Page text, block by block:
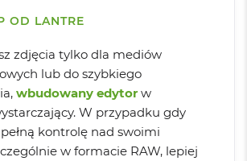
OD LANTRE
zdjęcia tylko dla mediów
lub do szybkiego
wbudowany edytor w
W przypadku gdy
kontrolę nad swoimi
w formacie RAW, lepiej